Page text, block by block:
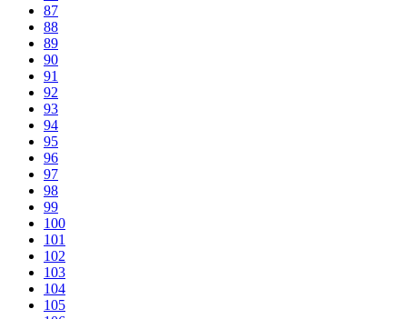
87
88
89
90
91
92
93
94
95
96
97
98
99
100
101
102
103
104
105